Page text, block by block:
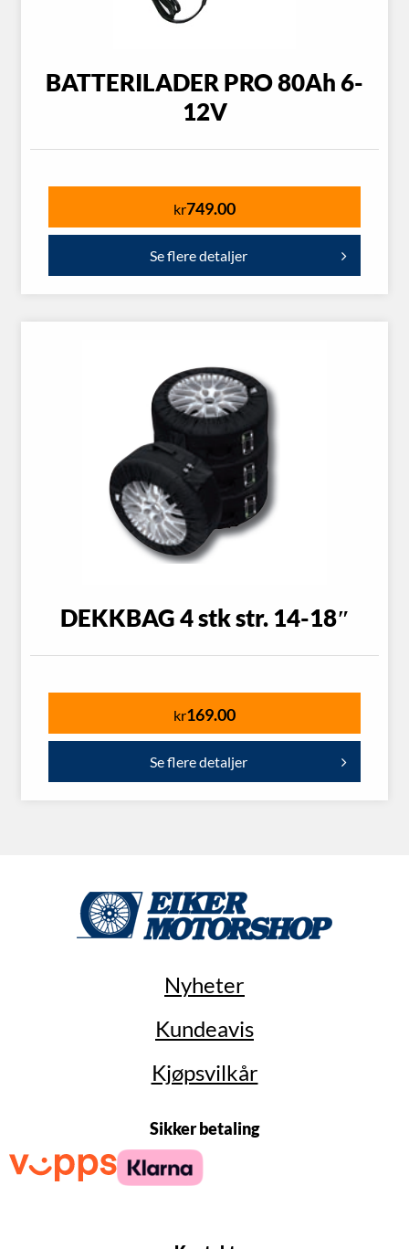
BATTERILADER PRO 80Ah 6-
12V
kr749.00
Se flere detaljer
DEKKBAG 4 stk str. 14-18″
kr169.00
Se flere detaljer
Nyheter
Kundeavis
Kjøpsvilkår
Sikker betaling